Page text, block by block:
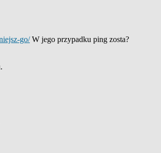
go/W jego przypadku ping zosta?